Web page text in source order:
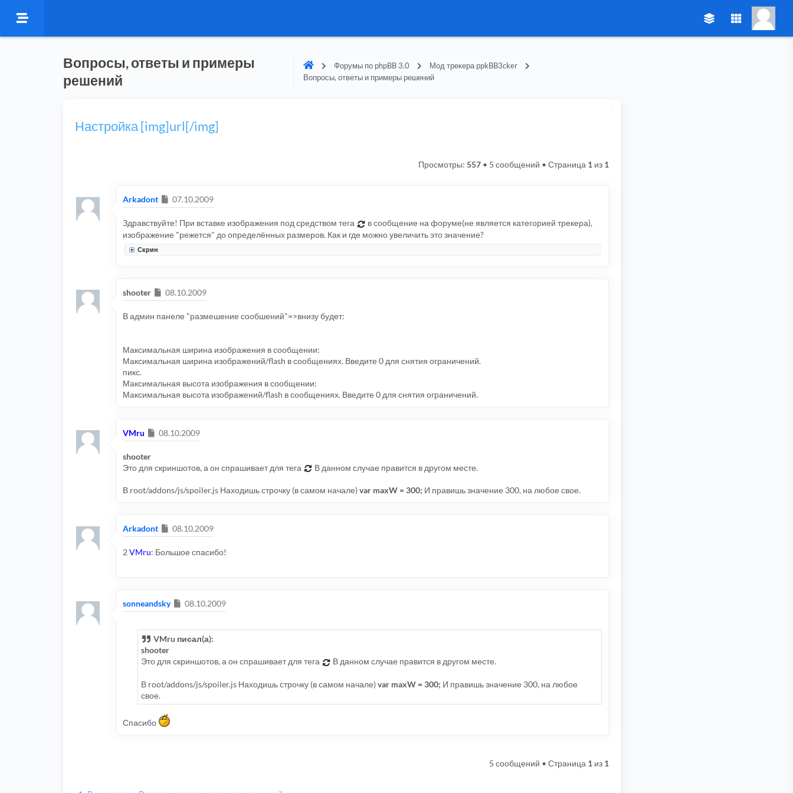
Вопросы, ответы и примеры
решений
Форумы по phpBB 3.0
Мод трекера ppkBB3cker
Вопросы, ответы и примеры решений
Настройка [img]url[/img]
5 сообщений • Страница 1 из 1
Просмотры: 557 •
Arkadont Сообщение
07.10.2009
Здравствуйте! При вставке изображения под средством тега
в сообщение на форуме(не является категорией трекера),
изображение "режется" до определённых размеров. Как и где можно увеличить это значение?
Скрин
shooter Сообщение
08.10.2009
В админ панеле "размешение сообшений"=>внизу будет:
Максимальная ширина изображения в сообщении:
Максимальная ширина изображений/flash в сообщениях. Введите 0 для снятия ограничений.
пикс.
Максимальная высота изображения в сообщении:
Максимальная высота изображений/flash в сообщениях. Введите 0 для снятия ограничений.
VMru Сообщение
08.10.2009
shooter
Это для скриншотов, а он спрашивает для тега
В данном случае правится в другом месте.
В root/addons/js/spoiler.js Находишь строчку (в самом начале)var maxW = 300; И правишь значение 300, на любое свое.
Arkadont Сообщение
08.10.2009
2VMru: Большое спасибо!
sonneandsky Сообщение
08.10.2009
VMru писал(а):
shooter
Это для скриншотов, а он спрашивает для тега
В данном случае правится в другом месте.
В root/addons/js/spoiler.js Находишь строчку (в самом начале)var maxW = 300; И правишь значение 300, на любое
свое.
Спасибо
5 сообщений • Страница 1 из 1